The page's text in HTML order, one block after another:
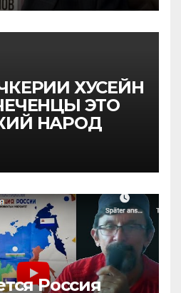
ХУСЕЙН
ЭТО
НАРОД
Россия